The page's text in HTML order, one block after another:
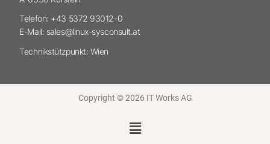
Telefon: +43 5372 93012-0
E-Mail: sales@linux-sysconsult.at
Technikstützpunkt: Wien
Copyright © 2026 IT Works AG
Menü